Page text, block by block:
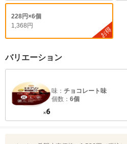
228円×6個
1,368円
お得
バリエーション
味： チョコレート味
個数： 6個